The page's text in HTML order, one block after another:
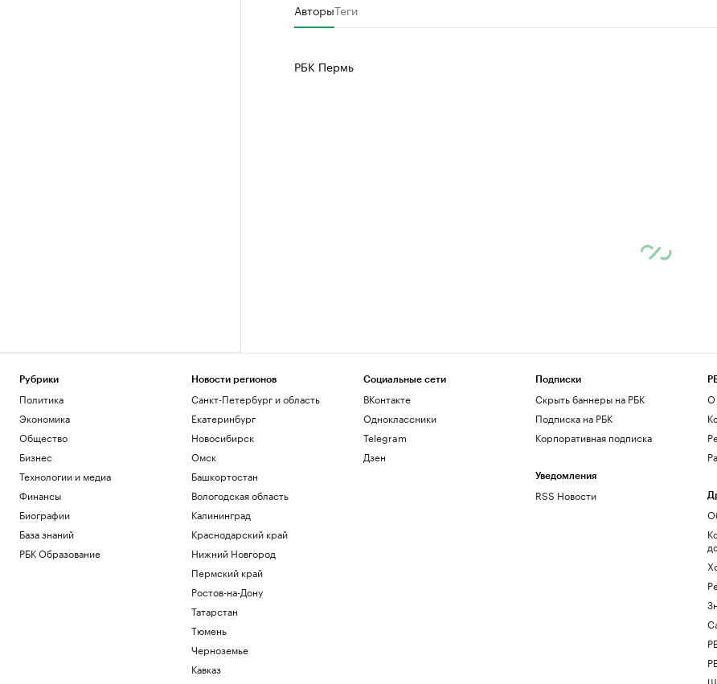
АвторыТеги
РБК Пермь
Рубрики
Политика
Экономика
Общество
Бизнес
Технологии и медиа
Финансы
Биографии
База знаний
РБК Образование
Новости регионов
Санкт-Петербург и область
Екатеринбург
Новосибирск
Омск
Башкортостан
Вологодская область
Калининград
Краснодарский край
Нижний Новгород
Пермский край
Ростов-на-Дону
Татарстан
Тюмень
Черноземье
Кавказ
Социальные сети
ВКонтакте
Одноклассники
Telegram
Дзен
Подписки
Скрыть баннеры на РБК
Подписка на РБК
Корпоративная подписка
Уведомления
RSS Новости
О